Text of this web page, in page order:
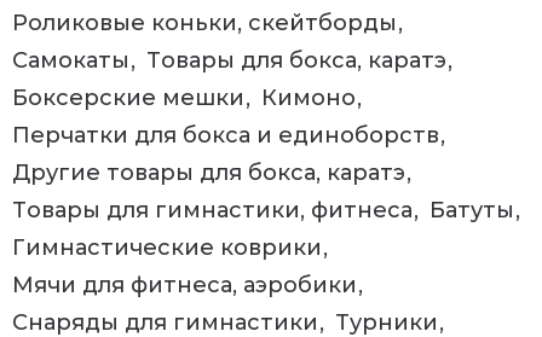
Роликовые коньки, скейтборды
Самокаты
Товары для бокса, каратэ
Боксерские мешки
Кимоно
Перчатки для бокса и единоборств
Другие товары для бокса, каратэ
Товары для гимнастики, фитнеса
Батуты
Гимнастические коврики
Мячи для фитнеса, аэробики
Снаряды для гимнастики
Турники